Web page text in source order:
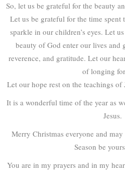
So, let us be grateful for the beauty
Let us be grateful for the time spent
sparkle in our children’s eyes. Let
beauty of God enter our lives and
reverence, and gratitude. Let our
of longing
Let our hope rest on the teachings
It is a wonderful time of the year as
Jesus.
Merry Christmas everyone and
Season be
You are in my prayers and in my